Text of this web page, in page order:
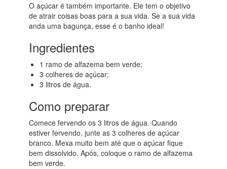
O açúcar é também importante. Ele tem o objetivo
de atrair coisas boas para a sua vida. Se a sua vida
anda uma bagunça, esse é o banho ideal!
Ingredientes
1 ramo de alfazema bem verde;
3 colheres de açúcar;
3 litros de água.
Como preparar
Comece fervendo os 3 litros de água. Quando
estiver fervendo, junte as 3 colheres de açúcar
branco. Mexa muito bem até que o açúcar fique
bem dissolvido. Após, coloque o ramo de alfazema
bem verde.